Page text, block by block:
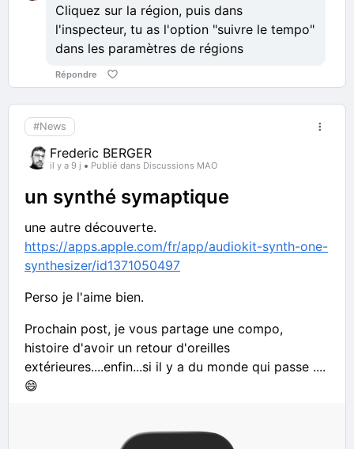
Cliquez sur la région, puis dans
l'inspecteur, tu as l'option "suivre le tempo"
dans les paramètres de régions
Répondre
#News
Frederic BERGER
il y a 9 j Publié dans Discussions MAO
un synthé symaptique
une autre découverte.
https://apps.apple.com/fr/app/audiokit-synth-one-
synthesizer/id1371050497
Perso je l'aime bien.
Prochain post, je vous partage une compo,
histoire d'avoir un retour d'oreilles
extérieures....enfin...si il y a du monde qui passe ....
😄